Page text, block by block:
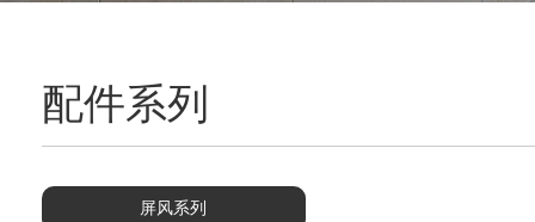
配件系列
屏风系列